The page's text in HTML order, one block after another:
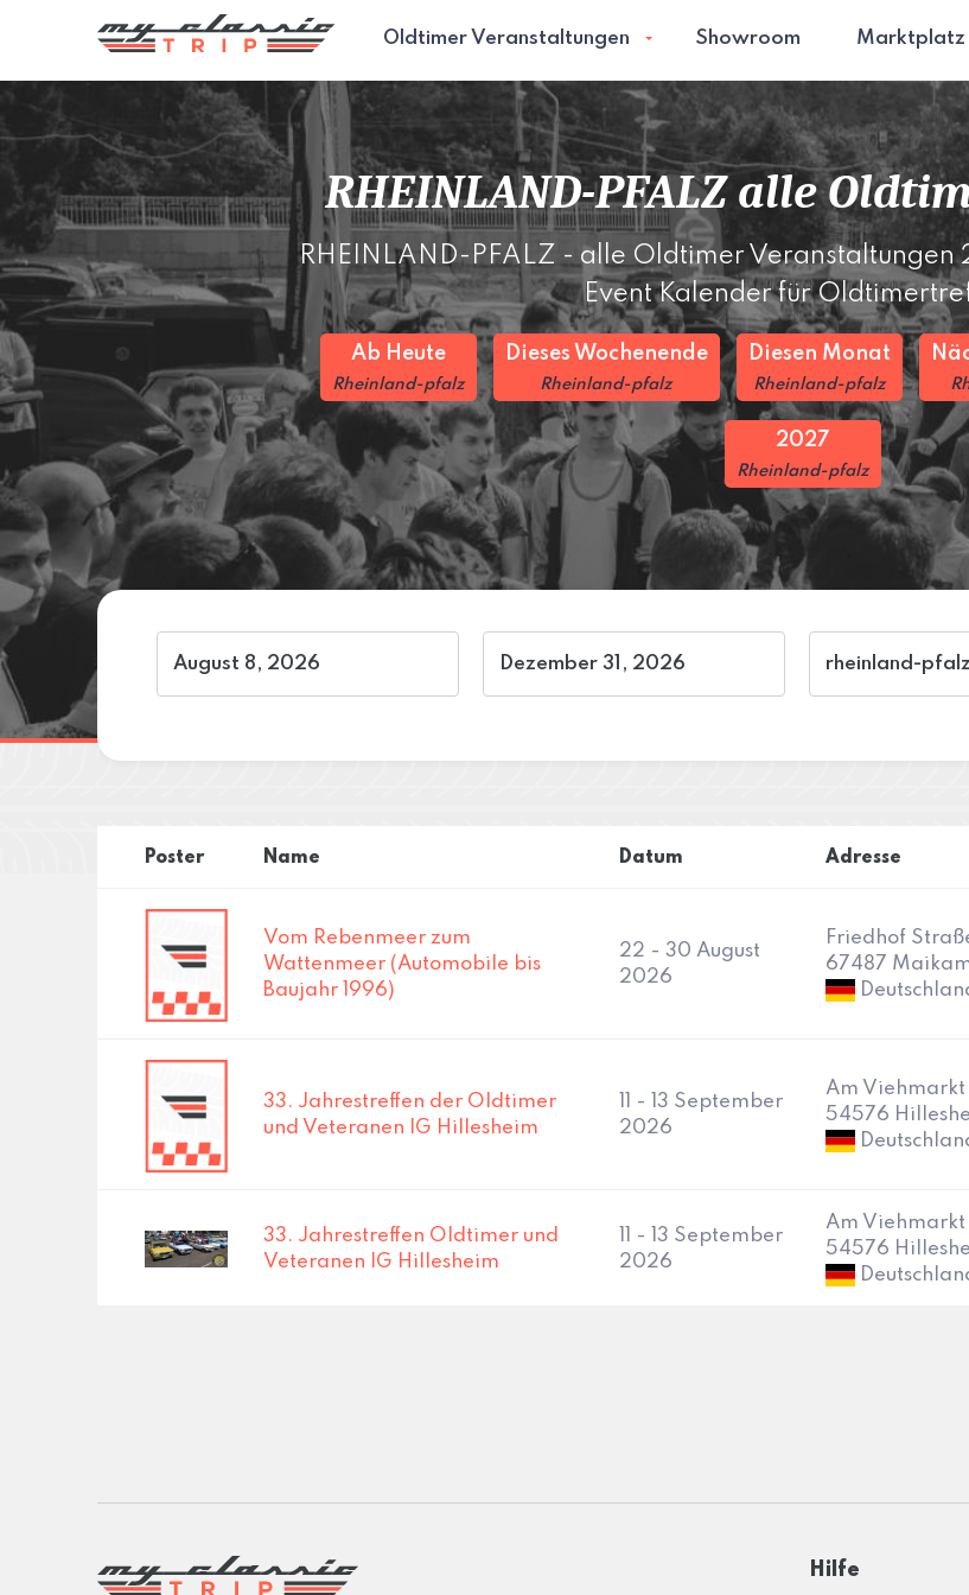
Oldtimer Veranstaltungen Showroom Marktplatz
RHEINLAND-PFALZ alle
RHEINLAND-PFALZ - alle Oldtimer Veranstaltungen
Event Kalender für
Ab Heute
Rheinland-pfalz
Dieses Wochenende
Rheinland-pfalz
Diesen Monat
Rheinland-pfalz
2027
Rheinland-pfalz
Poster Name Datum Adresse
Vom Rebenmeer zum
Wattenmeer (Automobile bis
Baujahr 1996)
22 - 30 August
2026
Friedhof
67487
33. Jahrestreffen der Oldtimer
und Veteranen IG Hillesheim
11 - 13 September
2026
Am Viehmarkt 1
54576
33. Jahrestreffen Oldtimer und
Veteranen IG Hillesheim
11 - 13 September
2026
Am Viehmarkt 1
54576
Hilfe